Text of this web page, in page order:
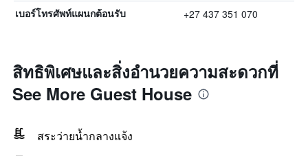
เบอร์โทรศัพท์แผนกต้อนรับ +27 437 351 070
สิทธิพิเศษและสิ่งอำนวยความสะดวกที่
See More Guest House
สระว่ายน้ำกลางแจ้ง